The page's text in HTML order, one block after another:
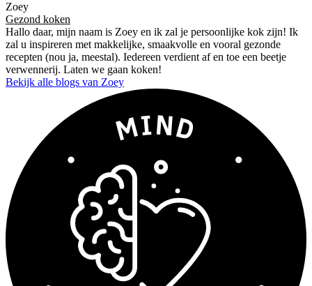
Zoey
Gezond koken
Hallo daar, mijn naam is Zoey en ik zal je persoonlijke kok zijn! Ik
zal u inspireren met makkelijke, smaakvolle en vooral gezonde
recepten (nou ja, meestal). Iedereen verdient af en toe een beetje
verwennerij. Laten we gaan koken!
Bekijk alle blogs van Zoey